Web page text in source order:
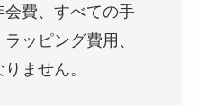
費、すべての手
ッピング費用、
ません。